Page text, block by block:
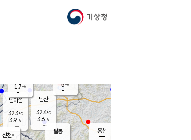
기상청
남이섬
32.3℃
3.9m/s
-mm
남산
32.4℃
3.6m/s
-mm
팔봉
1.7m/s
-mm
신천*
홍천
5m/s
-mm